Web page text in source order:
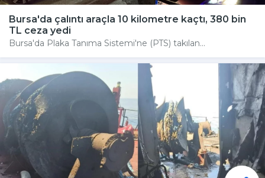
Bursa'da çalıntı araçla 10 kilometre kaçtı, 380 bin
TL ceza yedi
Bursa'da Plaka Tanıma Sistemi'ne (PTS) takılan...